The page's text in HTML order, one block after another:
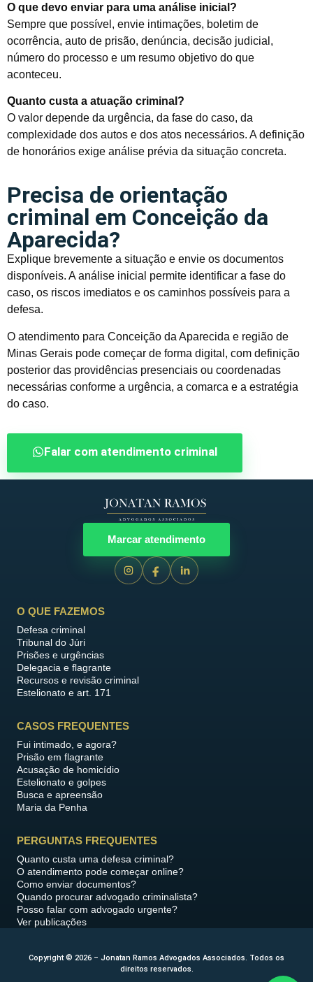
O que devo enviar para uma análise inicial?
Sempre que possível, envie intimações, boletim de
ocorrência, auto de prisão, denúncia, decisão judicial,
número do processo e um resumo objetivo do que
aconteceu.
Quanto custa a atuação criminal?
O valor depende da urgência, da fase do caso, da
complexidade dos autos e dos atos necessários. A definição
de honorários exige análise prévia da situação concreta.
Precisa de orientação
criminal em Conceição da
Aparecida?
Explique brevemente a situação e envie os documentos
disponíveis. A análise inicial permite identificar a fase do
caso, os riscos imediatos e os caminhos possíveis para a
defesa.
O atendimento para Conceição da Aparecida e região de
Minas Gerais pode começar de forma digital, com definição
posterior das providências presenciais ou coordenadas
necessárias conforme a urgência, a comarca e a estratégia
do caso.
Falar com atendimento criminal
Marcar atendimento
O QUE FAZEMOS
Defesa criminal
Tribunal do Júri
Prisões e urgências
Delegacia e flagrante
Recursos e revisão criminal
Estelionato e art. 171
CASOS FREQUENTES
Fui intimado, e agora?
Prisão em flagrante
Acusação de homicídio
Estelionato e golpes
Busca e apreensão
Maria da Penha
PERGUNTAS FREQUENTES
Quanto custa uma defesa criminal?
O atendimento pode começar online?
Como enviar documentos?
Quando procurar advogado criminalista?
Posso falar com advogado urgente?
Ver publicações
Copyright © 2026 – Jonatan Ramos Advogados Associados. Todos os
direitos reservados.